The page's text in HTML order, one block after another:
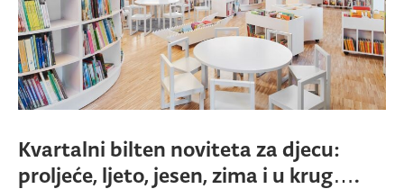
Kvartalni bilten noviteta za djecu:
proljeće, ljeto, jesen, zima i u krug….